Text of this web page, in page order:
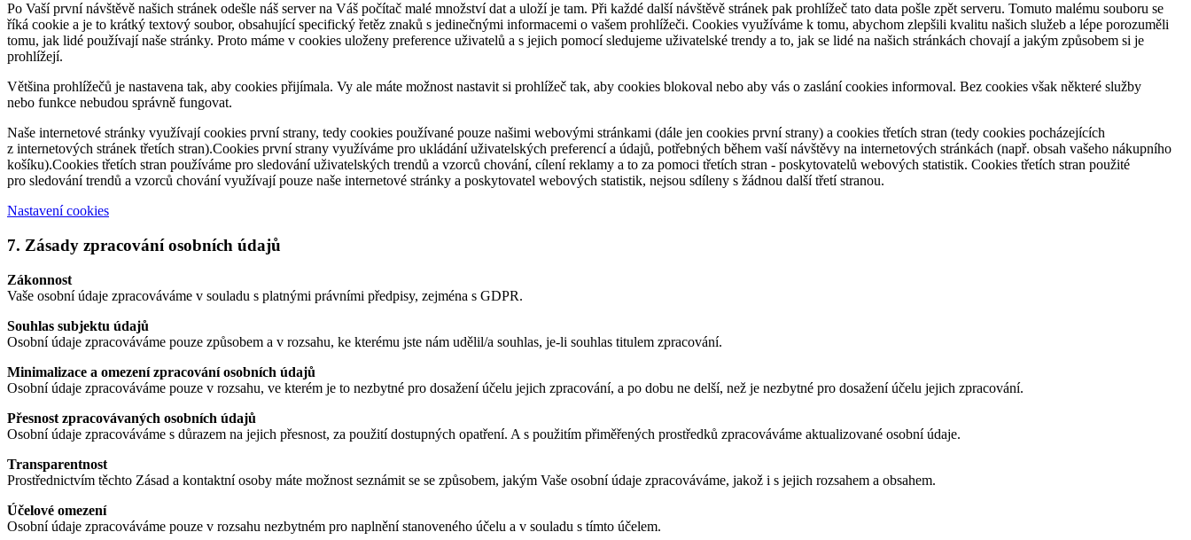
Po Vaší první návštěvě našich stránek odešle náš server na Váš počítač malé množství dat a uloží je tam. Při každé další návštěvě stránek pak prohlížeč tato data pošle zpět serveru. Tomuto malému souboru se
říká cookie a je to krátký textový soubor, obsahující specifický řetěz znaků s jedinečnými informacemi o vašem prohlížeči. Cookies využíváme k tomu, abychom zlepšili kvalitu našich služeb a lépe porozuměli
tomu, jak lidé používají naše stránky. Proto máme v cookies uloženy preference uživatelů a s jejich pomocí sledujeme uživatelské trendy a to, jak se lidé na našich stránkách chovají a jakým způsobem si je
prohlížejí.
Většina prohlížečů je nastavena tak, aby cookies přijímala. Vy ale máte možnost nastavit si prohlížeč tak, aby cookies blokoval nebo aby vás o zaslání cookies informoval. Bez cookies však některé služby
nebo funkce nebudou správně fungovat.
Naše internetové stránky využívají cookies první strany, tedy cookies používané pouze našimi webovými stránkami (dále jen cookies první strany) a cookies třetích stran (tedy cookies pocházejících
z internetových stránek třetích stran).Cookies první strany využíváme pro ukládání uživatelských preferencí a údajů, potřebných během vaší návštěvy na internetových stránkách (např. obsah vašeho nákupního
košíku).Cookies třetích stran používáme pro sledování uživatelských trendů a vzorců chování, cílení reklamy a to za pomoci třetích stran - poskytovatelů webových statistik. Cookies třetích stran použité
pro sledování trendů a vzorců chování využívají pouze naše internetové stránky a poskytovatel webových statistik, nejsou sdíleny s žádnou další třetí stranou.
Nastavení cookies
7. Zásady zpracování osobních údajů
Zákonnost
Vaše osobní údaje zpracováváme v souladu s platnými právními předpisy, zejména s GDPR.
Souhlas subjektu údajů
Osobní údaje zpracováváme pouze způsobem a v rozsahu, ke kterému jste nám udělil/a souhlas, je-li souhlas titulem zpracování.
Minimalizace a omezení zpracování osobních údajů
Osobní údaje zpracováváme pouze v rozsahu, ve kterém je to nezbytné pro dosažení účelu jejich zpracování, a po dobu ne delší, než je nezbytné pro dosažení účelu jejich zpracování.
Přesnost zpracovávaných osobních údajů
Osobní údaje zpracováváme s důrazem na jejich přesnost, za použití dostupných opatření. A s použitím přiměřených prostředků zpracováváme aktualizované osobní údaje.
Transparentnost
Prostřednictvím těchto Zásad a kontaktní osoby máte možnost seznámit se se způsobem, jakým Vaše osobní údaje zpracováváme, jakož i s jejich rozsahem a obsahem.
Účelové omezení
Osobní údaje zpracováváme pouze v rozsahu nezbytném pro naplnění stanoveného účelu a v souladu s tímto účelem.